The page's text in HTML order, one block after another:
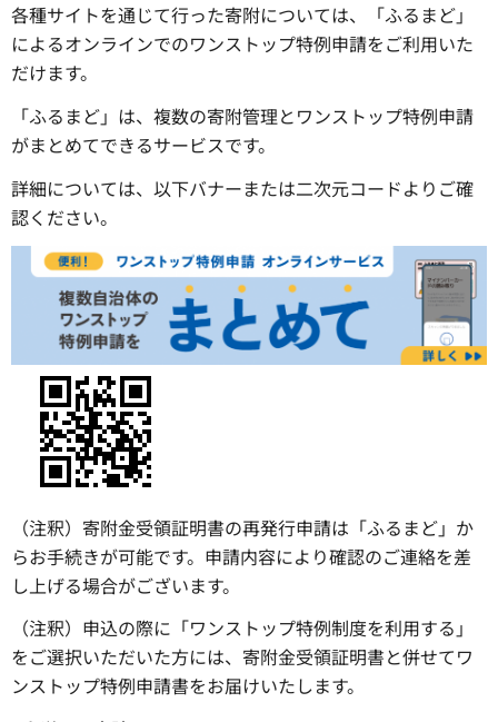
各種サイトを通じて行った寄附については、「ふるまど」
によるオンラインでのワンストップ特例申請をご利用いた
だけます。
「ふるまど」は、複数の寄附管理とワンストップ特例申請
がまとめてできるサービスです。
詳細については、以下バナーまたは二次元コードよりご確
認ください。
（注釈）寄附金受領証明書の再発行申請は「ふるまど」か
らお手続きが可能です。申請内容により確認のご連絡を差
し上げる場合がございます。
（注釈）申込の際に「ワンストップ特例制度を利用する」
をご選択いただいた方には、寄附金受領証明書と併せてワ
ンストップ特例申請書をお届けいたします。